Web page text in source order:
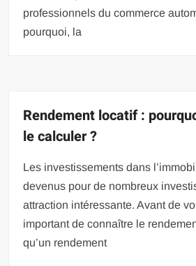
professionnels du commerce
pourquoi, la
Rendement locatif :
le calculer ?
Les investissements dans
devenus pour de nombreux
attraction intéressante. Avant de
important de connaître le
qu’un rendement